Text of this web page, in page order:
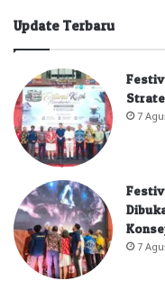
Update Terbaru
7
7